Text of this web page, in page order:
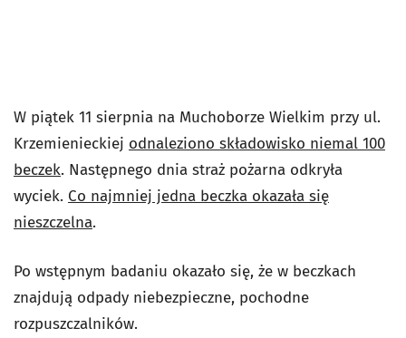
W piątek 11 sierpnia na Muchoborze Wielkim przy ul.
Krzemienieckiej odnaleziono składowisko niemal 100
beczek. Następnego dnia straż pożarna odkryła
wyciek. Co najmniej jedna beczka okazała się
nieszczelna.
Po wstępnym badaniu okazało się, że w beczkach
znajdują odpady niebezpieczne, pochodne
rozpuszczalników.